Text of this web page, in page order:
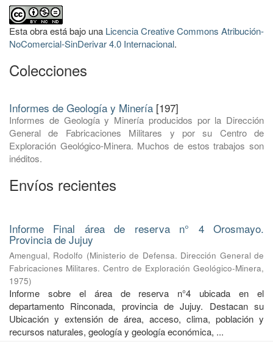
Esta obra está bajo una Licencia Creative Commons Atribución-
NoComercial-SinDerivar 4.0 Internacional.
Colecciones
Informes de Geología y Minería [197]
Informes de Geología y Minería producidos por la Dirección
General de Fabricaciones Militares y por su Centro de
Exploración Geológico-Minera. Muchos de estos trabajos son
inéditos.
Envíos recientes
Informe Final área de reserva n° 4 Orosmayo.
Provincia de Jujuy
Amengual, Rodolfo (Ministerio de Defensa. Dirección General de
Fabricaciones Militares. Centro de Exploración Geológico-Minera,
1975)
Informe sobre el área de reserva n°4 ubicada en el
departamento Rinconada, provincia de Jujuy. Destacan su
Ubicación y extensión de área, acceso, clima, población y
recursos naturales, geología y geología económica, ...